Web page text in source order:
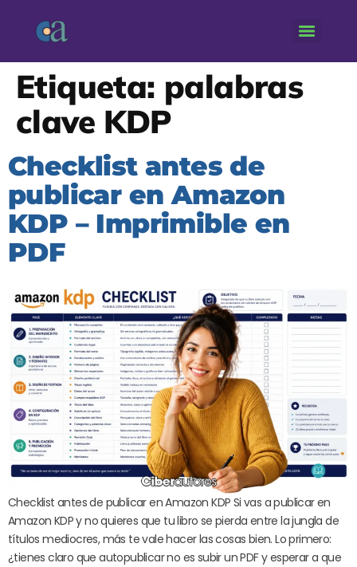
Etiqueta: palabras
clave KDP
Checklist antes de
publicar en Amazon
KDP – Imprimible en
PDF
Checklist antes de publicar en Amazon KDP Si vas a publicar en
Amazon KDP y no quieres que tu libro se pierda entre la jungla de
títulos mediocres, más te vale hacer las cosas bien. Lo primero:
¿tienes claro que autopublicar no es subir un PDF y esperar a que